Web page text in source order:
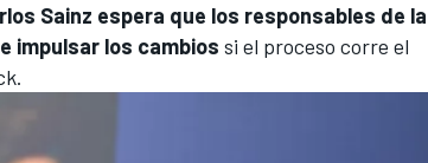
Sainz espera que los responsables de la
impulsar los cambios si el proceso corre el